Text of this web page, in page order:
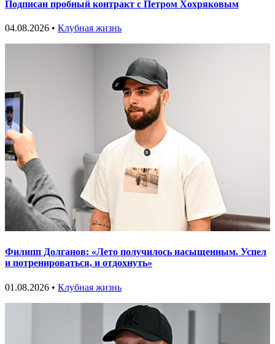
Подписан пробный контракт с Петром Хохряковым
04.08.2026 • Клубная жизнь
Филипп Долганов: «Лето получилось насыщенным. Успел
и потренироваться, и отдохнуть»
01.08.2026 • Клубная жизнь